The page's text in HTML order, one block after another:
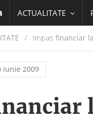
ACTUALITATE
EDUCATIE
/ Impas financiar
iunie 2009